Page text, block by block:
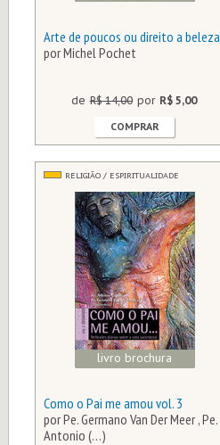
Arte de poucos ou direito a beleza
por Michel Pochet
de R$ 14,00 por R$ 5,00
COMPRAR
RELIGIÃO / ESPIRITUALIDADE
livro brochura
Como o Pai me amou vol. 3
por Pe. Germano Van Der Meer , Pe.
Antonio (…)